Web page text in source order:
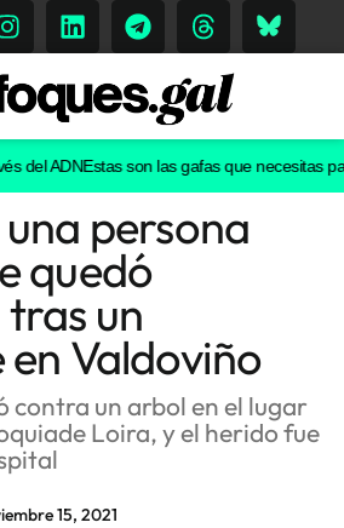
del ADNEstas son las gafas que necesitas
persona
quedó
un
Valdoviño
contra un arbol en el lugar
Loira, y el herido fue
15, 2021